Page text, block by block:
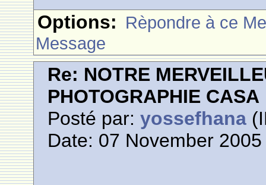
Options: Rèpondre à ce
Message
Re: NOTRE
PHOTOGRAPHIE CASA
Posté par:yossefhana
Date: 07 November